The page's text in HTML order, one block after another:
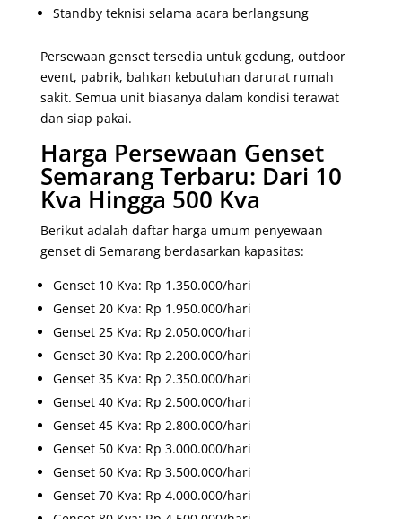
Standby teknisi selama acara berlangsung
Persewaan genset tersedia untuk gedung, outdoor
event, pabrik, bahkan kebutuhan darurat rumah
sakit. Semua unit biasanya dalam kondisi terawat
dan siap pakai.
Harga Persewaan Genset
Semarang Terbaru: Dari 10
Kva Hingga 500 Kva
Berikut adalah daftar harga umum penyewaan
genset di Semarang berdasarkan kapasitas:
Genset 10 Kva: Rp 1.350.000/hari
Genset 20 Kva: Rp 1.950.000/hari
Genset 25 Kva: Rp 2.050.000/hari
Genset 30 Kva: Rp 2.200.000/hari
Genset 35 Kva: Rp 2.350.000/hari
Genset 40 Kva: Rp 2.500.000/hari
Genset 45 Kva: Rp 2.800.000/hari
Genset 50 Kva: Rp 3.000.000/hari
Genset 60 Kva: Rp 3.500.000/hari
Genset 70 Kva: Rp 4.000.000/hari